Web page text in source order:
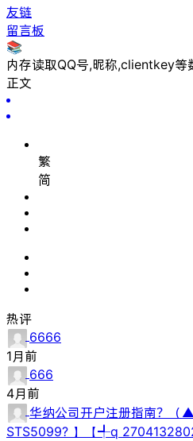
友链
留言板
📚
内存读取QQ号,昵称,clientkey等
正文
繁
简
热评
6666
1月前
666
4月前
华纳公司开户注册指南？
STS5099? 】【╃q